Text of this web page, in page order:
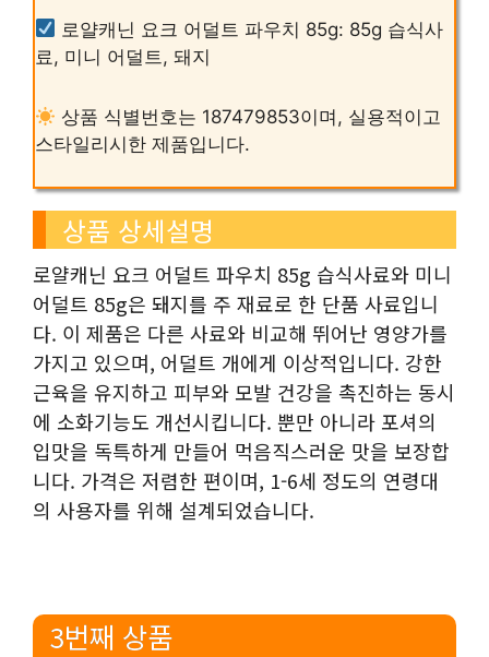
로얄캐닌 요크 어덜트 파우치 85g: 85g 습식사
료, 미니 어덜트, 돼지
상품 식별번호는 187479853이며, 실용적이고
스타일리시한 제품입니다.
상품 상세설명
로얄캐닌 요크 어덜트 파우치 85g 습식사료와 미니
어덜트 85g은 돼지를 주 재료로 한 단품 사료입니
다. 이 제품은 다른 사료와 비교해 뛰어난 영양가를
가지고 있으며, 어덜트 개에게 이상적입니다. 강한
근육을 유지하고 피부와 모발 건강을 촉진하는 동시
에 소화기능도 개선시킵니다. 뿐만 아니라 포셔의
입맛을 독특하게 만들어 먹음직스러운 맛을 보장합
니다. 가격은 저렴한 편이며, 1-6세 정도의 연령대
의 사용자를 위해 설계되었습니다.
3번째 상품